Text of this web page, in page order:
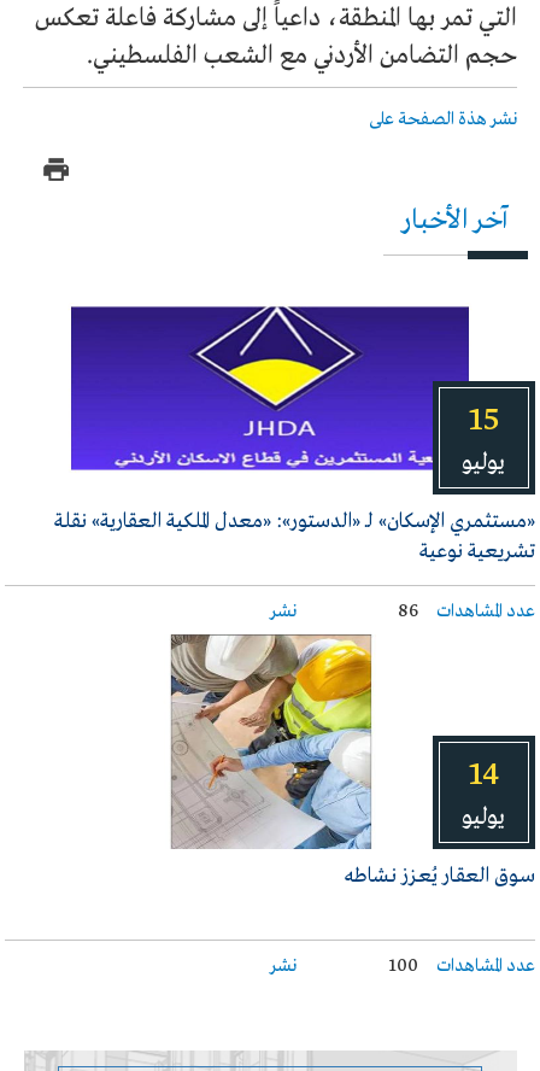
التي تمر بها المنطقة، داعياً إلى مشاركة فاعلة تعكس
حجم التضامن الأردني مع الشعب الفلسطيني.
نشر هذة الصفحة على
آخر الأخبار
15
يوليو
«مستثمري الإسكان» لـ «الدستور»: «معدل الملكية العقارية» نقلة
تشريعية نوعية
نشر عدد المشاهدات 86
14
يوليو
سـوق العقـار يُعـزز نـشاطه
نشر عدد المشاهدات 100